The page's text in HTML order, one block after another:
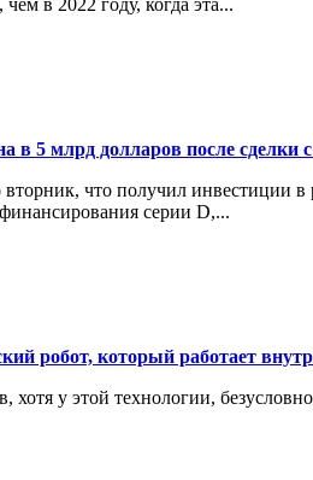
в 2022 году, когда эта...
в 5 млрд долларов после сделки
что получил инвестиции
серии D,...
робот, который работает
у этой технологии,